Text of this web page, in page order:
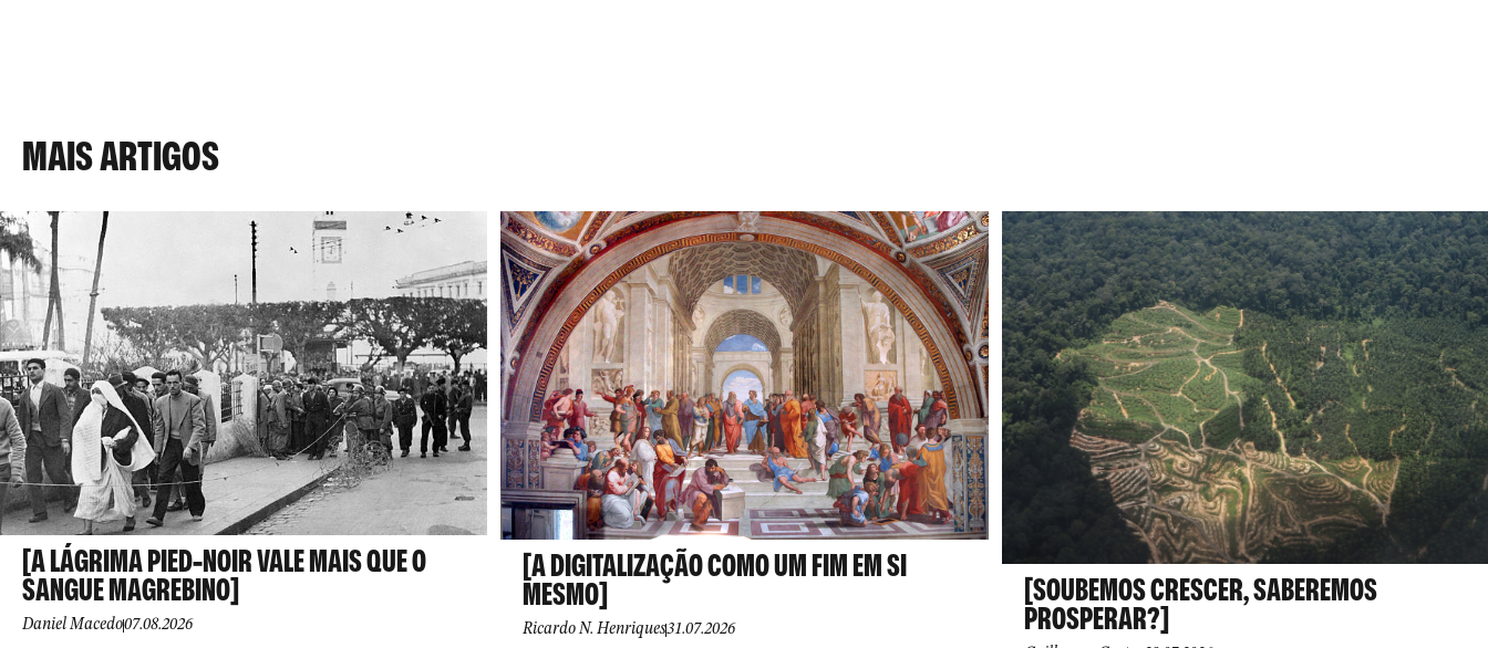
MAIS ARTIGOS
[A LÁGRIMA PIED-NOIR VALE MAIS QUE O
SANGUE MAGREBINO]
Daniel Macedo07.08.2026
[A DIGITALIZAÇÃO COMO UM FIM EM SI
MESMO]
Ricardo N. Henriques31.07.2026
[SOUBEMOS CRESCER, SABEREMOS
PROSPERAR?]